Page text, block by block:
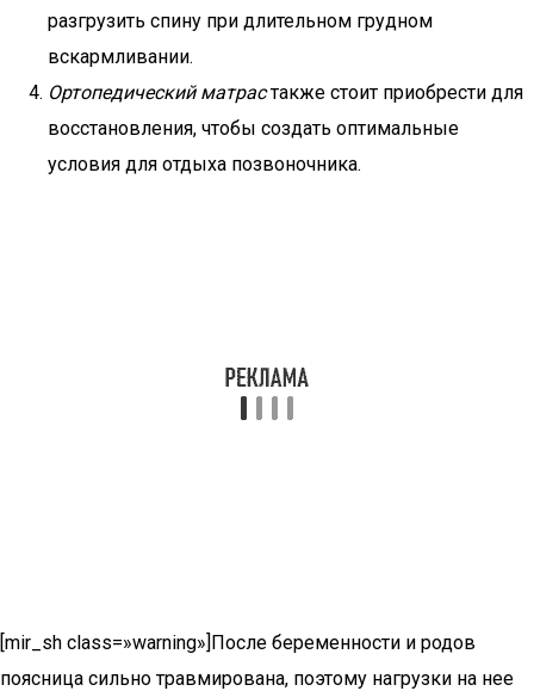
разгрузить спину при длительном грудном
вскармливании.
Ортопедический матрастакже стоит приобрести для
восстановления, чтобы создать оптимальные
условия для отдыха позвоночника.
[mir_sh class=»warning»]После беременности и родов
поясница сильно травмирована, поэтому нагрузки на нее